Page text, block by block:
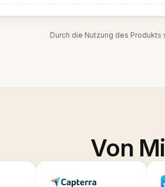
Durch die Nutzung des Produkts
Von